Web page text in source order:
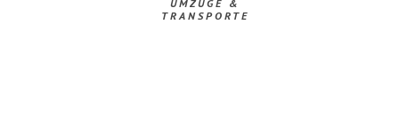
UMZÜGE &
TRANSPORTE